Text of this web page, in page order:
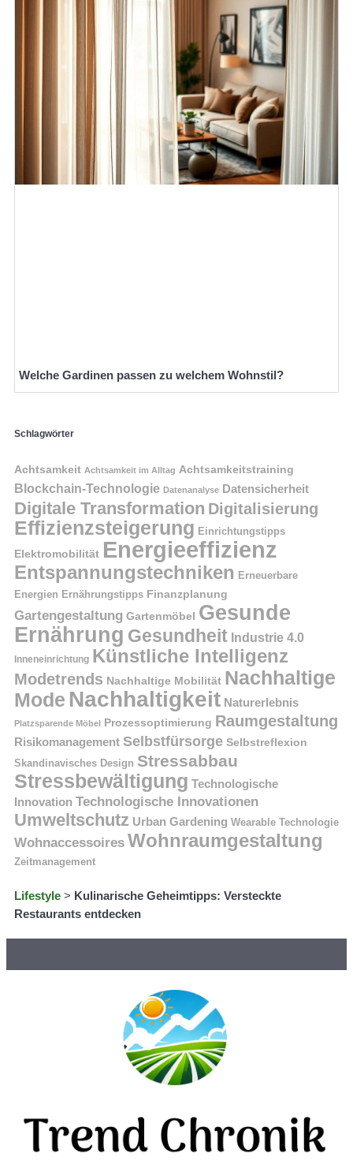
Welche Gardinen passen zu welchem Wohnstil?
Schlagwörter
Achtsamkeit Achtsamkeit im Alltag Achtsamkeitstraining
Blockchain-Technologie Datenanalyse Datensicherheit
Digitale Transformation Digitalisierung
Effizienzsteigerung Einrichtungstipps
Elektromobilität Energieeffizienz
Entspannungstechniken Erneuerbare
Energien Ernährungstipps Finanzplanung
Gartengestaltung Gartenmöbel Gesunde
Ernährung Gesundheit Industrie 4.0
Inneneinrichtung Künstliche Intelligenz
Modetrends Nachhaltige Mobilität Nachhaltige
Mode Nachhaltigkeit Naturerlebnis
Platzsparende Möbel Prozessoptimierung Raumgestaltung
Risikomanagement Selbstfürsorge Selbstreflexion
Skandinavisches Design Stressabbau
Stressbewältigung Technologische
Innovation Technologische Innovationen
Umweltschutz Urban Gardening Wearable Technologie
Wohnaccessoires Wohnraumgestaltung
Zeitmanagement
Lifestyle > Kulinarische Geheimtipps: Versteckte
Restaurants entdecken